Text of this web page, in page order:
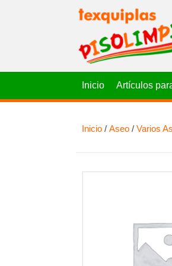
Inicio Artículos
Inicio/ Aseo/ Varios